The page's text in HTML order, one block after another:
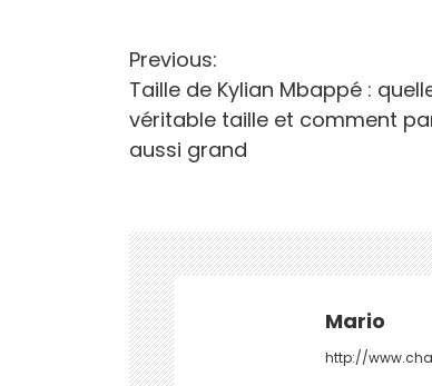
N
a
v
a
t
i
o
Previous:
Taille de Kylian Mbappé :
véritable taille et comment
aussi grand
Mario
http://